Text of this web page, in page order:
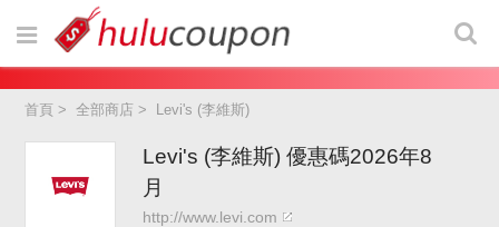
首頁 >全部商店 > Levi's (李維斯)
Levi's (李維斯) 優惠碼2026年8
月
http://www.levi.com